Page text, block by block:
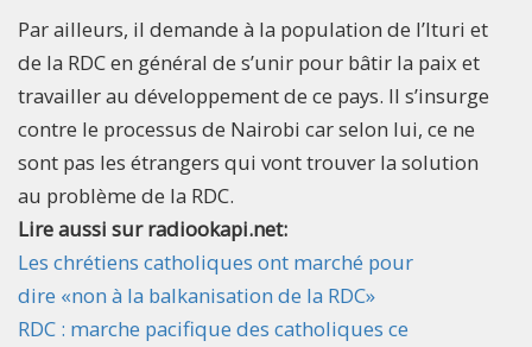
Par ailleurs, il demande à la population de l’Ituri et
de la RDC en général de s’unir pour bâtir la paix et
travailler au développement de ce pays. Il s’insurge
contre le processus de Nairobi car selon lui, ce ne
sont pas les étrangers qui vont trouver la solution
au problème de la RDC.
Lire aussi sur radiookapi.net:
Les chrétiens catholiques ont marché pour
dire «non à la balkanisation de la RDC»
RDC : marche pacifique des catholiques ce